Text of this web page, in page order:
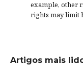
example, other
rights may limit
Artigos mais